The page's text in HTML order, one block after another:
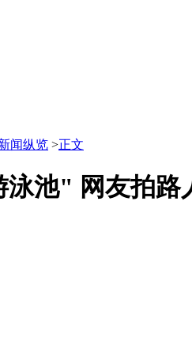
闻纵览 >正文
池" 网友拍路